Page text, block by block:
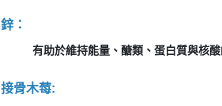
鋅：
有助於維持能量、醣類、蛋白質與核
接骨木莓: